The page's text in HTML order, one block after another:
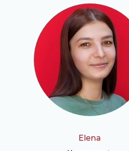
Elena